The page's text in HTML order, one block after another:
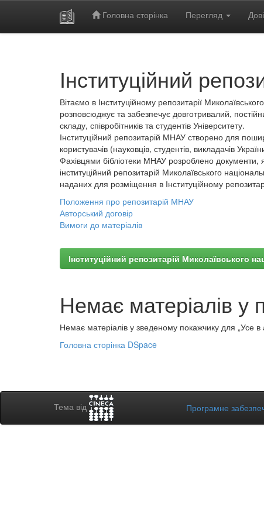
Головна сторінка Перегляд
Інституційний
Вітаємо в Інституційному репозитарії
розповсюджує та забезпечує довготривалий,
складу, співробітників та студентів Університету.
Інституційний репозитарій МНАУ створено для
користувачів (науковців, студентів, викладачів
Фахівцями бібліотеки МНАУ розроблено документи,
інституційний репозитарій Миколаївського
наданих для розміщення в Інституційному
Положення про репозитарій МНАУ
Авторський договір
Вимоги до матеріалів
Інституційний репозитарій Миколаївського
Немає матеріалів у
Немає матеріалів у зведеному покажчику для „Усе в
Головна сторінка DSpace
Тема від Програмне